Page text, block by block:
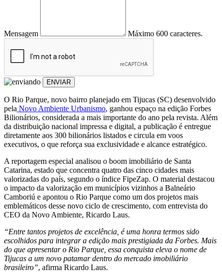
Mensagem Máximo 600 caracteres.
ENVIAR
O Rio Parque, novo bairro planejado em Tijucas (SC) desenvolvido
pela Novo Ambiente Urbanismo, ganhou espaço na edição Forbes
Bilionários, considerada a mais importante do ano pela revista. Além
da distribuição nacional impressa e digital, a publicação é entregue
diretamente aos 300 bilionários listados e circula em voos
executivos, o que reforça sua exclusividade e alcance estratégico.
A reportagem especial analisou o boom imobiliário de Santa
Catarina, estado que concentra quatro das cinco cidades mais
valorizadas do país, segundo o índice FipeZap. O material destacou
o impacto da valorização em municípios vizinhos a Balneário
Camboriú e apontou o Rio Parque como um dos projetos mais
emblemáticos desse novo ciclo de crescimento, com entrevista do
CEO da Novo Ambiente, Ricardo Laus.
“Entre tantos projetos de excelência, é uma honra termos sido
escolhidos para integrar a edição mais prestigiada da Forbes. Mais
do que apresentar o Rio Parque, essa conquista eleva o nome de
Tijucas a um novo patamar dentro do mercado imobiliário
brasileiro”, afirma Ricardo Laus.